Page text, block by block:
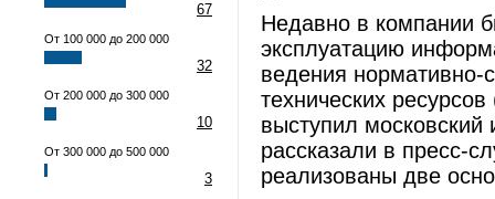
67
От 100 000 до 200 000
32
От 200 000 до 300 000
10
От 300 000 до 500 000
3
Недавно в компании
эксплуатацию
ведения
технических
выступил
рассказали в пресс-
реализованы две